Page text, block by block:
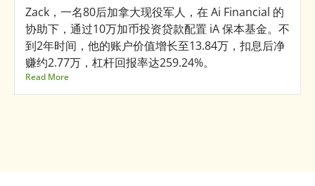
Zack，一名80后加拿大现役军人，在 Ai Financial 的
协助下，通过10万加币投资贷款配置 iA 保本基金。不
到2年时间，他的账户价值增长至13.84万，扣息后净
赚约2.77万，杠杆回报率达259.24%。
Read More